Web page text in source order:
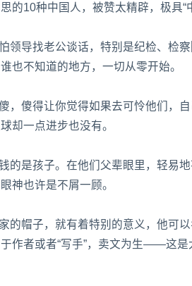
10种中国人，被赞太精辟，极具“
领导找老公谈话，特别是纪检、检
也不知道的地方，一切从零开始。
，傻得让你觉得如果去可怜他们，
却一点进步也没有。
的是孩子。在他们父辈眼里，轻易
神也许是不屑一顾。
的帽子，就有着特别的意义，他可
作者或者“写手”，卖文为生——这是